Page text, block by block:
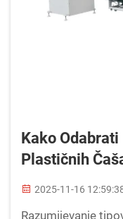
Kako
Plastičnih
2025-11-16
Razumijevanje